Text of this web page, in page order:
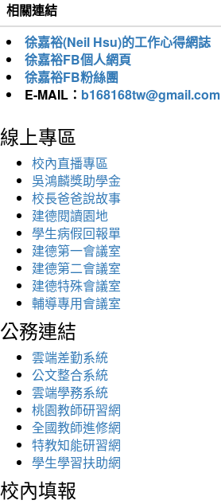
相關連結
徐嘉裕(Neil Hsu)的工作心得網誌
徐嘉裕FB個人網頁
徐嘉裕FB粉絲團
E-MAIL： b168168tw@gmail.com
線上專區
校內直播專區
吳鴻麟獎助學金
校長爸爸說故事
建德閱讀園地
學生病假回報單
建德第一會議室
建德第二會議室
建德特殊會議室
輔導專用會議室
公務連結
雲端差勤系統
公文整合系統
雲端學務系統
桃園教師研習網
全國教師進修網
特教知能研習網
學生學習扶助網
校內填報